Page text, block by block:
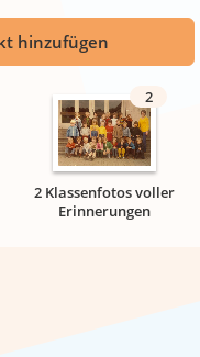
hinzufügen
2
2 Klassenfotos voller
Erinnerungen